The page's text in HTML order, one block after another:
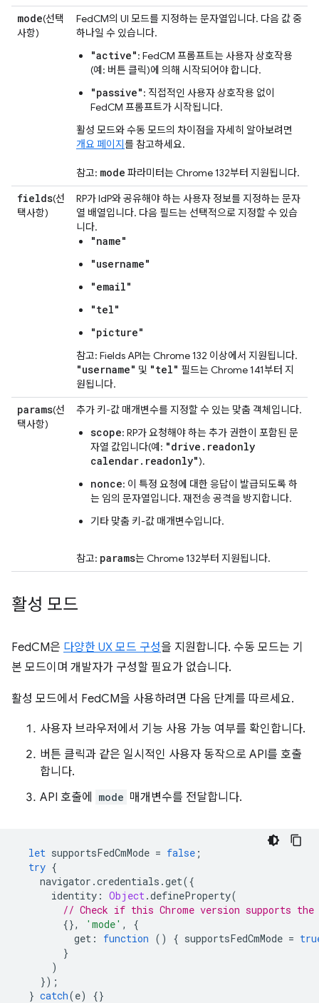
mode(선택
사항)
FedCM의 UI 모드를 지정하는 문자열입니다. 다음 값 중
하나일 수 있습니다.
"active": FedCM 프롬프트는 사용자 상호작용
(예: 버튼 클릭)에 의해 시작되어야 합니다.
"passive": 직접적인 사용자 상호작용 없이
FedCM 프롬프트가 시작됩니다.
활성 모드와 수동 모드의 차이점을 자세히 알아보려면
개요 페이지를 참고하세요.
참고: mode 파라미터는 Chrome 132부터 지원됩니다.
fields(선
택사항)
RP가 IdP와 공유해야 하는 사용자 정보를 지정하는 문자
열 배열입니다. 다음 필드는 선택적으로 지정할 수 있습
니다.
"name"
"username"
"email"
"tel"
"picture"
참고: Fields API는 Chrome 132 이상에서 지원됩니다.
"username" 및 "tel" 필드는 Chrome 141부터 지
원됩니다.
params(선
택사항)
추가 키-값 매개변수를 지정할 수 있는 맞춤 객체입니다.
scope: RP가 요청해야 하는 추가 권한이 포함된 문
자열 값입니다(예: "drive.readonly
calendar.readonly").
nonce: 이 특정 요청에 대한 응답이 발급되도록 하
는 임의 문자열입니다. 재전송 공격을 방지합니다.
기타 맞춤 키-값 매개변수입니다.
참고: params는 Chrome 132부터 지원됩니다.
활성 모드
FedCM은 다양한 UX 모드 구성을 지원합니다. 수동 모드는 기
본 모드이며 개발자가 구성할 필요가 없습니다.
활성 모드에서 FedCM을 사용하려면 다음 단계를 따르세요.
사용자 브라우저에서 기능 사용 가능 여부를 확인합니다.
버튼 클릭과 같은 일시적인 사용자 동작으로 API를 호출
합니다.
API 호출에
mode 매개변수를 전달합니다.
let supportsFedCmMode = false ;
try {
navigator .credentials .get({
identity : Object .defineProperty(
// Check if this Chrome version supports the
{},
'mode' ,
{
get : function () { supportsFedCmMode =
}
)
});
} catch(e) {}